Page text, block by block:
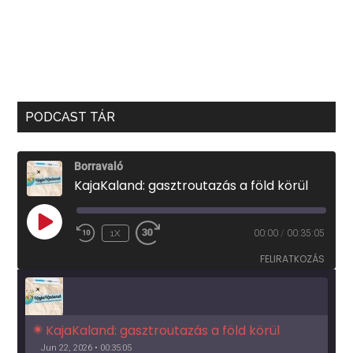
PODCAST TÁR
Borravaló
KajaKaland: gasztroutazás a föld körül
PLAY
EPISODE
1X 00:00 / 00:35:05
FELIRATKOZÁS
KajaKaland: gasztroutazás a föld körül
Jun 22, 2026 • 00:35:05